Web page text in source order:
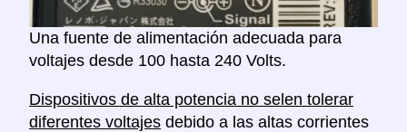
Una fuente de alimentación adecuada para
voltajes desde 100 hasta 240 Volts.
Dispositivos de alta potencia no selen tolerar
diferentes voltajes debido a las altas corrientes